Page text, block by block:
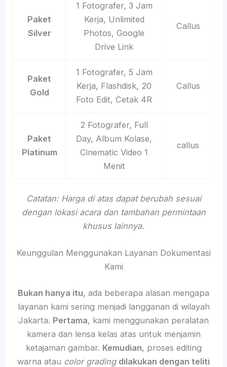
Paket
Silver
1 Fotografer, 3 Jam
Kerja, Unlimited
Photos, Google
Drive Link
Callus
Paket
Gold
1 Fotografer, 5 Jam
Kerja, Flashdisk, 20
Foto Edit, Cetak 4R
Callus
Paket
Platinum
2 Fotografer, Full
Day, Album Kolase,
Cinematic Video 1
Menit
callus
Catatan: Harga di atas dapat berubah sesuai
dengan lokasi acara dan tambahan permintaan
khusus lainnya.
Keunggulan Menggunakan Layanan Dokumentasi
Kami
Bukan hanya itu, ada beberapa alasan mengapa
layanan kami sering menjadi langganan di wilayah
Jakarta. Pertama, kami menggunakan peralatan
kamera dan lensa kelas atas untuk menjamin
ketajaman gambar. Kemudian, proses editing
warna atau color grading dilakukan dengan teliti